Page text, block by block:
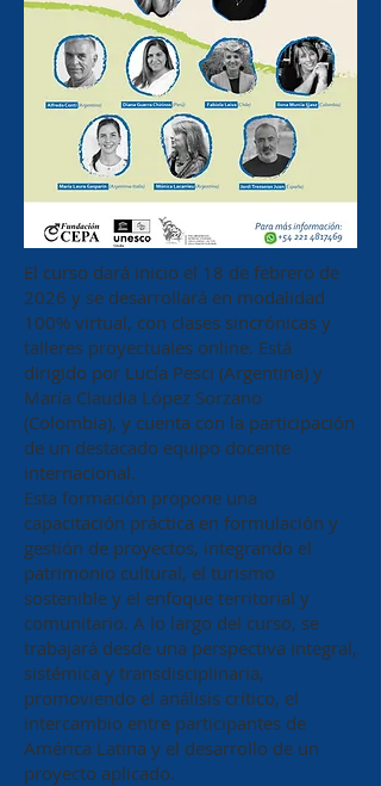
El curso dará inicio el 18 de febrero de
2026 y se desarrollará en modalidad
100% virtual, con clases sincrónicas y
talleres proyectuales online. Está
dirigido por Lucía Pesci (Argentina) y
María Claudia López Sorzano
(Colombia), y cuenta con la participación
de un destacado equipo docente
internacional.
Esta formación propone una
capacitación práctica en formulación y
gestión de proyectos, integrando el
patrimonio cultural, el turismo
sostenible y el enfoque territorial y
comunitario. A lo largo del curso, se
trabajará desde una perspectiva integral,
sistémica y transdisciplinaria,
promoviendo el análisis crítico, el
intercambio entre participantes de
América Latina y el desarrollo de un
proyecto aplicado.